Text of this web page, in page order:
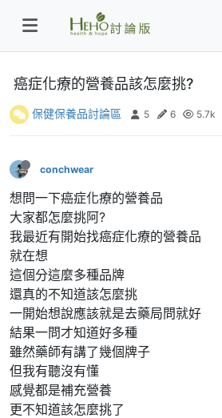
癌症化療的營養品該怎麼挑?
保健保養品討論區 5 6 5.7k
conchwear
想問一下癌症化療的營養品
大家都怎麼挑阿?
我最近有開始找癌症化療的營養品
就在想
這個分這麼多種品牌
還真的不知道該怎麼挑
一開始想說應該就是去藥局問就好
結果一問才知道好多種
雖然藥師有講了幾個牌子
但我有聽沒有懂
感覺都是補充營養
更不知道該怎麼挑了